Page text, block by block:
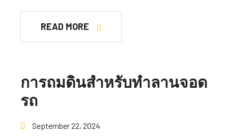
READ MORE
การถมดินสำหรับทำลานจอด
รถ
September 22, 2024